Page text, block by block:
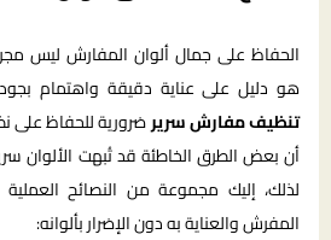
الحفاظ على جمال ألوان المفارش ليس
هو دليل على عناية دقيقة واهتمام
تنظيف مفارش سريرضرورية للحفاظ على
أن بعض الطرق الخاطئة قد تُبهت الألوان
لذلك، إليك مجموعة من النصائح
المفرش والعناية به دون الإضرار بألوانه: